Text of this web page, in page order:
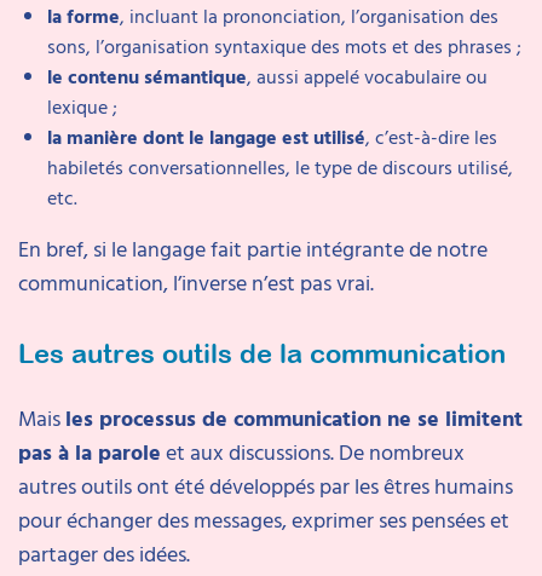
laforme, incluant la prononciation, l’organisation des
sons, l’organisation syntaxique des mots et des phrases ;
le contenu sémantique, aussi appelé vocabulaire ou
lexique ;
la manière dont le langage est utilisé, c’est-à-dire les
habiletés conversationnelles, le type de discours utilisé,
etc.
En bref, si le langage fait partie intégrante de notre
communication, l’inverse n’est pas vrai.
Les autres outils de la communication
Maisles processus de communication ne se limitent
pas à la paroleet aux discussions. De nombreux
autres outils ont été développés par les êtres humains
pour échanger des messages, exprimer ses pensées et
partager des idées.